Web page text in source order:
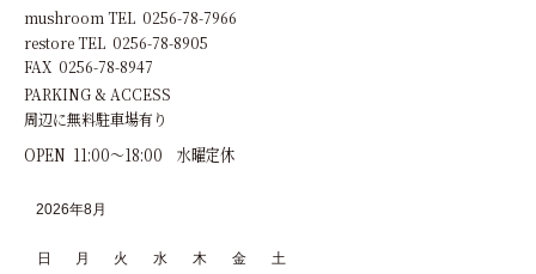
mushroom TEL 0256-78-7966
restore TEL 0256-78-8905
FAX 0256-78-8947
PARKING & ACCESS
周辺に無料駐車場有り
OPEN 11:00～18:00 水曜定休
2026年8月
日 月 火 水 木 金
土